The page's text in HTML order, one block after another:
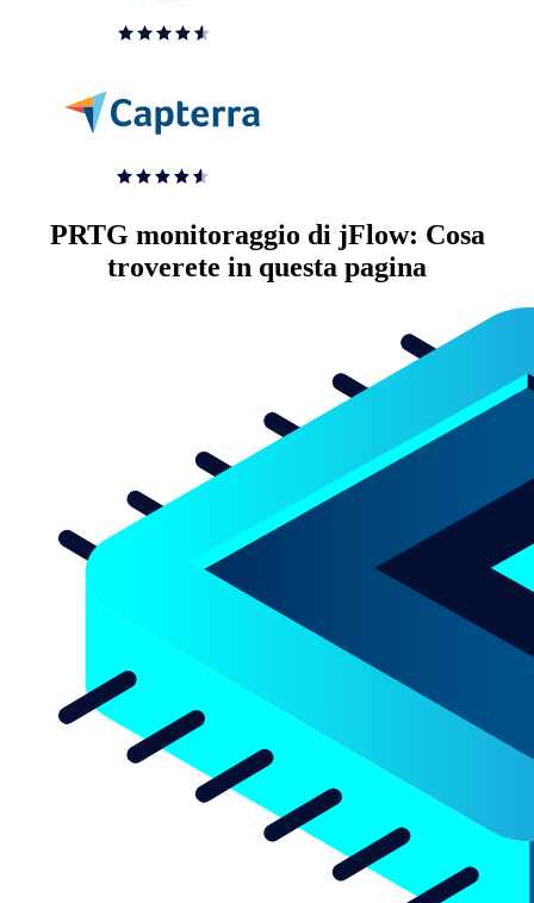
PRTG monitoraggio di jFlow: Cosa
troverete in questa pagina